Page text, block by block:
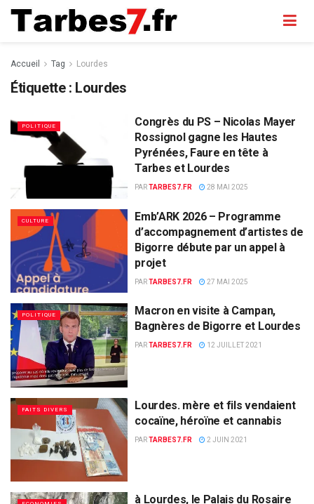
Accueil Tag Lourdes
Étiquette : Lourdes
POLITIQUE
Congrès du PS – Nicolas Mayer
Rossignol gagne les Hautes
Pyrénées, Faure en tête à
Tarbes et Lourdes
PARTARBES7.FR 28 MAI 2025
CULTURE
Emb’ARK 2026 – Programme
d’accompagnement d’artistes de
Bigorre débute par un appel à
projet
PARTARBES7.FR 27 MAI 2025
POLITIQUE
Macron en visite à Campan,
Bagnères de Bigorre et Lourdes
PARTARBES7.FR 12 JUILLET 2021
FAITS DIVERS
Lourdes. mère et fils vendaient
cocaïne, héroïne et cannabis
PARTARBES7.FR 2 JUIN 2021
à Lourdes, le Palais du Rosaire